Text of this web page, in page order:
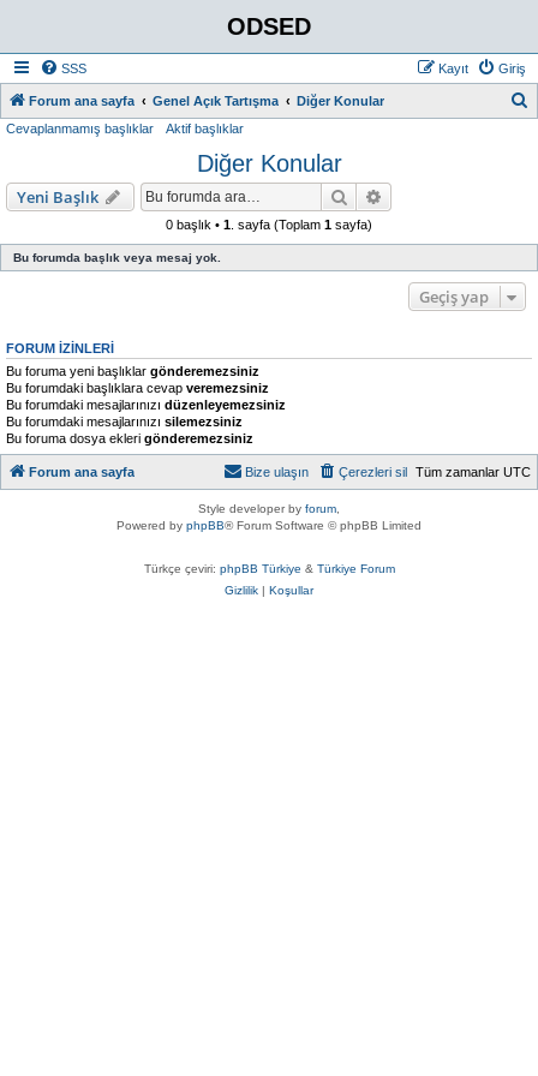
ODSED
SSS Giriş
Kayıt
Forum ana sayfa Genel Açık Tartışma Diğer Konular
Cevaplanmamış başlıklar Aktif başlıklar
Diğer Konular
Yeni Başlık Ara
0 başlık • 1 . sayfa (Toplam 1 sayfa)
Bu forumda başlık veya mesaj yok.
Geçiş yap
FORUM IZINLERI
Bu foruma yeni başlıklar gönderemezsiniz
Bu forumdaki başlıklara cevap veremezsiniz
Bu forumdaki mesajlarınızı düzenleyemezsiniz
Bu forumdaki mesajlarınızı silemezsiniz
Bu foruma dosya ekleri gönderemezsiniz
Forum ana sayfa Tüm zamanlar UTC
Çerezleri sil
Bize ulaşın
Style developer by forum
Powered by phpBB® Forum Software © phpBB Limited
Türkçe çeviri: phpBB Türkiye & Türkiye Forum
Gizlilik | Koşullar